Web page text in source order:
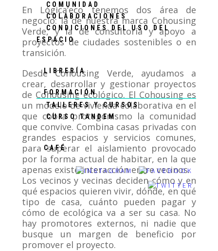
COMUNIDAD
COLABORACIONES
CONDICIONES DEL USO DEL
ESPACIO
LIBRERÍA
FORMACIÓN
TALLERES Y CURSOS
CURSO TANDEM
CAFÉ
En Lógica’eco tenemos dos área de
negocio: la de nuestra marca Cohousing
Verde, y la de consultoría y apoyo a
proyectos de ciudades sostenibles o en
transición.
Desde Cohousing Verde, ayudamos a
crear, desarrollar y gestionar proyectos
de Cohousing ecológico. El Cohousing es
un modelo de vivienda colaborativa en el
que cobra protagonismo la comunidad
que convive. Combina casas privadas con
grandes espacios y servicios comunes,
para superar el aislamiento provocado
por la forma actual de habitar, en la que
apenas existe interacción entre vecinos.
Los vecinos y vecinas deciden cómo y en
qué espacios quieren vivir, dónde, en qué
tipo de casa, cuánto pueden pagar y
cómo de ecológica va a ser su casa. No
hay promotores externos, ni nadie que
busque un margen de beneficio por
promover el proyecto.